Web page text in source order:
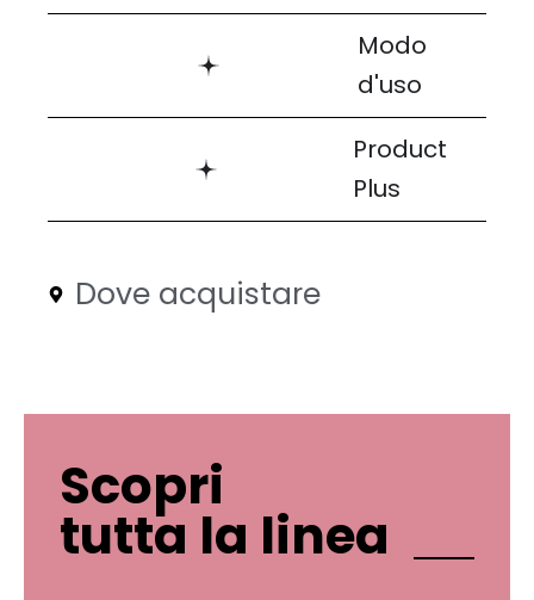
Modo
d'uso
Product
Plus
Dove acquistare
Scopri
tutta la linea